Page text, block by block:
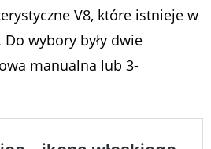
V8, które istnieje w
wybory były dwie
manualna lub 3-